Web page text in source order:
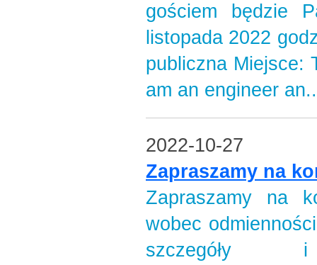
gościem będzie
listopada 2022
publiczna Miejsce:
am an engineer
2022-10-27
Zapraszamy na
Zapraszamy na
wobec